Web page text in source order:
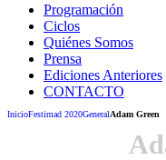
Programación
Ciclos
Quiénes Somos
Prensa
Ediciones Anteriores
CONTACTO
InicioFestimad 2020GeneralAdam Green